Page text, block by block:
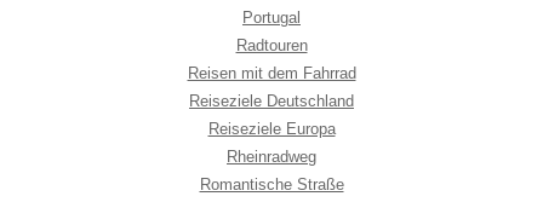
Portugal
Radtouren
Reisen mit dem Fahrrad
Reiseziele Deutschland
Reiseziele Europa
Rheinradweg
Romantische Straße